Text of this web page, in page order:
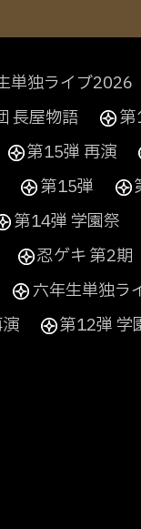
単独ライブ2026
長屋物語
第
第15弾 再演
第15弾
第14弾 学園祭
忍ゲキ 第2期
六年生単独ラ
第12弾 学